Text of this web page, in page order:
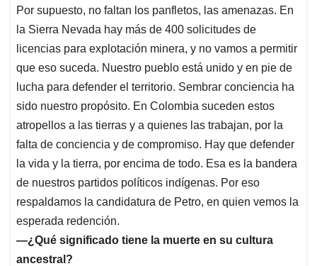
Por supuesto, no faltan los panfletos, las amenazas. En
la Sierra Nevada hay más de 400 solicitudes de
licencias para explotación minera, y no vamos a permitir
que eso suceda. Nuestro pueblo está unido y en pie de
lucha para defender el territorio. Sembrar conciencia ha
sido nuestro propósito. En Colombia suceden estos
atropellos a las tierras y a quienes las trabajan, por la
falta de conciencia y de compromiso. Hay que defender
la vida y la tierra, por encima de todo. Esa es la bandera
de nuestros partidos políticos indígenas. Por eso
respaldamos la candidatura de Petro, en quien vemos la
esperada redención.
—¿Qué significado tiene la muerte en su cultura
ancestral?